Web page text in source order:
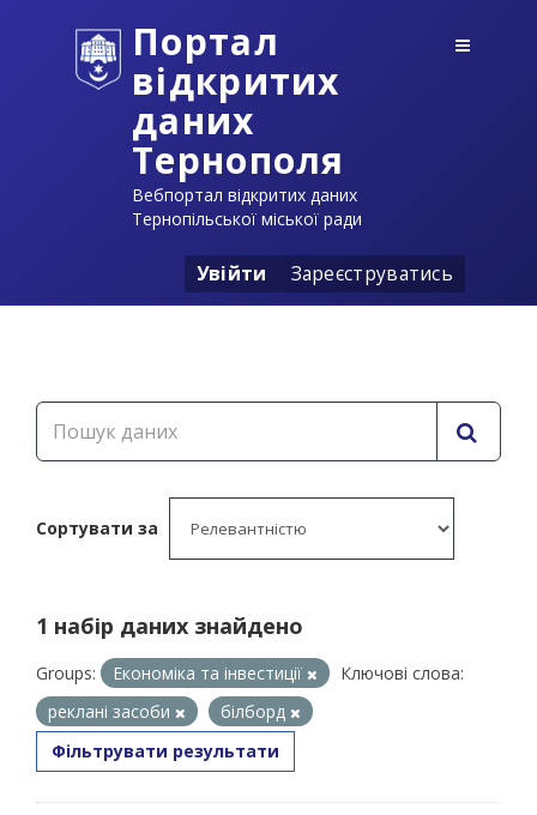
Портал
відкритих
даних
Тернополя
Вебпортал відкритих даних
Тернопільської міської ради
Увійти Зареєструватись
Сортувати за
1 набір даних знайдено
Groups: Економіка та інвестиції
Ключові слова:
реклані засоби
білборд
Фільтрувати результати